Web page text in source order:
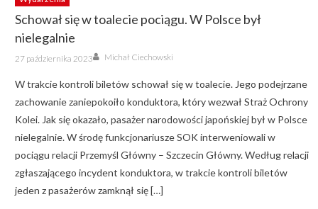
Schował się w toalecie pociągu. W Polsce był
nielegalnie
Posted
on
27 października 2023 Author
Michał Ciechowski
W trakcie kontroli biletów schował się w toalecie. Jego podejrzane
zachowanie zaniepokoiło konduktora, który wezwał Straż Ochrony
Kolei. Jak się okazało, pasażer narodowości japońskiej był w Polsce
nielegalnie. W środę funkcjonariusze SOK interweniowali w
pociągu relacji Przemyśl Główny – Szczecin Główny. Według relacji
zgłaszającego incydent konduktora, w trakcie kontroli biletów
jeden z pasażerów zamknął się […]